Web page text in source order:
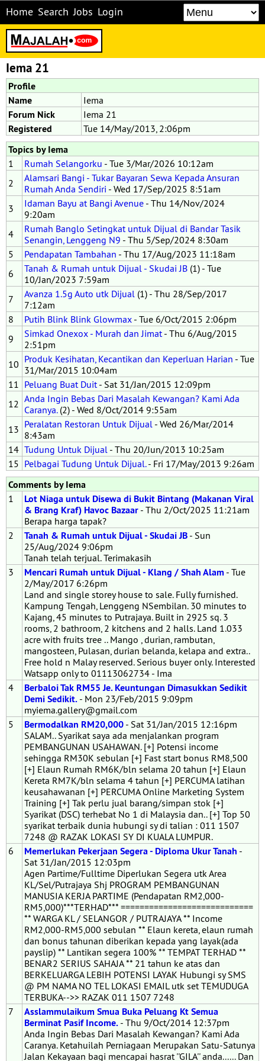
Home Search Jobs Login
Iema 21
Profile
Name
Iema
Forum Nick Iema 21
Registered Tue 14/May/2013, 2:06pm
Topics by Iema
1 Rumah Selangorku - Tue 3/Mar/2026 10:12am
2
Alamsari Bangi - Tukar Bayaran Sewa Kepada Ansuran
Rumah Anda Sendiri - Wed 17/Sep/2025 8:51am
3
Idaman Bayu at Bangi Avenue - Thu 14/Nov/2024
9:20am
4
Rumah Banglo Setingkat untuk Dijual di Bandar Tasik
Senangin, Lenggeng N9 - Thu 5/Sep/2024 8:30am
5
Pendapatan Tambahan - Thu 17/Aug/2023 11:18am
6
Tanah & Rumah untuk Dijual - Skudai JB (1) - Tue
10/Jan/2023 7:59am
7
Avanza 1.5g Auto utk Dijual (1) - Thu 28/Sep/2017
7:12am
8
Putih Blink Blink Glowmax - Tue 6/Oct/2015 2:06pm
9
Simkad Onexox - Murah dan Jimat- Thu 6/Aug/2015
2:51pm
10 Produk Kesihatan, Kecantikan dan Keperluan Harian - Tue
31/Mar/2015 10:04am
11 Peluang Buat Duit- Sat 31/Jan/2015 12:09pm
12 Anda Ingin Bebas Dari Masalah Kewangan? Kami Ada
Caranya.(2) - Wed 8/Oct/2014 9:55am
13 Peralatan Restoran Untuk Dijual - Wed 26/Mar/2014
8:43am
14 Tudung Untuk Dijual - Thu 20/Jun/2013 10:25am
15 Pelbagai Tudung Untuk Dijual.- Fri 17/May/2013 9:26am
Comments by Iema
1
Lot Niaga untuk Disewa di Bukit Bintang (Makanan Viral
& Brang Kraf) Havoc Bazaar - Thu 2/Oct/2025 11:21am
Berapa harga tapak?
2
Tanah & Rumah untuk Dijual - Skudai JB - Sun
25/Aug/2024 9:06pm
Tanah telah terjual. Terimakasih
3
Mencari Rumah untuk Dijual - Klang / Shah Alam - Tue
2/May/2017 6:26pm
Land and single storey house to sale. Fully furnished.
Kampung Tengah, Lenggeng NSembilan. 30 minutes to
Kajang, 45 minutes to Putrajaya. Built in 2925 sq. 3
rooms, 2 bathroom, 2 kitchens and 2 halls. Land 1.033
acre with fruits tree .. Mango , durian, rambutan,
mangosteen, Pulasan, durian belanda, kelapa and extra..
Free hold n Malay reserved. Serious buyer only. Interested
Watsapp only to 01113062734 - Ima
4
Berbaloi Tak RM55 Je. Keuntungan Dimasukkan Sedikit
Demi Sedikit. - Mon 23/Feb/2015 9:09pm
myiema.gallery@gmail.com
5
Bermodalkan RM20,000 - Sat 31/Jan/2015 12:16pm
SALAM.. Syarikat saya ada menjalankan program
PEMBANGUNAN USAHAWAN. [+] Potensi income
sehingga RM30K sebulan [+] Fast start bonus RM8,500
[+] Elaun Rumah RM6K/bln selama 20 tahun [+] Elaun
Kereta RM7K/bln selama 4 tahun [+] PERCUMA latihan
keusahawanan [+] PERCUMA Online Marketing System
Training [+] Tak perlu jual barang/simpan stok [+]
Syarikat (DSC) terhebat No 1 di Malaysia dan.. [+] Top 50
syarikat terbaik dunia hubungi sy di talian : 011 1507
7248 @ RAZAK LOKASI SY DI KUALA LUMPUR.
6
Memerlukan Pekerjaan Segera - Diploma Ukur Tanah -
Sat 31/Jan/2015 12:03pm
Agen Partime/Fulltime Diperlukan Segera utk Area
KL/Sel/Putrajaya Shj PROGRAM PEMBANGUNAN
MANUSIA KERJA PARTIME (Pendapatan RM2,000-
RM5,000)***TERHAD*** ============================
** WARGA KL / SELANGOR / PUTRAJAYA ** Income
RM2,000-RM5,000 sebulan ** Elaun kereta, elaun rumah
dan bonus tahunan diberikan kepada yang layak(ada
payslip) ** Lantikan segera 100% ** TEMPAT TERHAD **
BENAR2 SERIUS SAHAJA ** 21 tahun ke atas dan
BERKELUARGA LEBIH POTENSI LAYAK Hubungi sy SMS
@ PM NAMA NO TEL LOKASI EMAIL utk set TEMUDUGA
TERBUKA-->> RAZAK 011 1507 7248
7
Asslammulaikum Smua Buka Peluang Kt Semua
Berminat Pasif Income. - Thu 9/Oct/2014 12:37pm
Anda Ingin Bebas Dari Masalah Kewangan? Kami Ada
Caranya. Ketahuilah Perniagaan Merupakan Satu-Satunya
Jalan Kekayaan bagi mencapai hasrat ''GILA'' anda...... Dan